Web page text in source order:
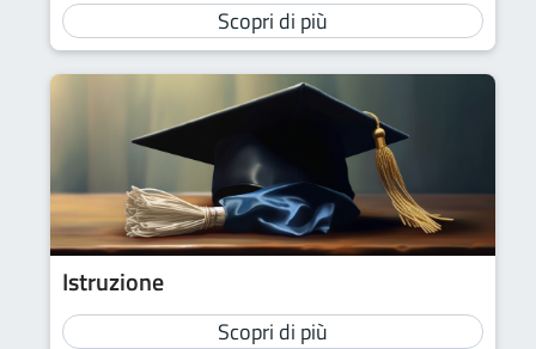
Scopri di più
Istruzione
Scopri di più